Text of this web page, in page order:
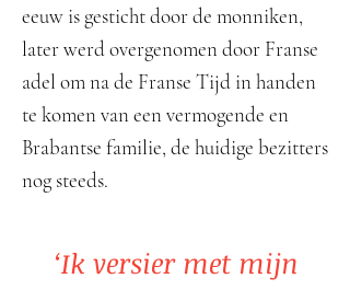
eeuw is gesticht door de monniken,
later werd overgenomen door Franse
adel om na de Franse Tijd in handen
te komen van een vermogende en
Brabantse familie, de huidige bezitters
nog steeds.
‘Ik versier met mijn